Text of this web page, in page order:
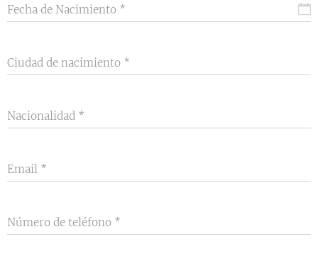
Fecha de Nacimiento
Ciudad de nacimiento
Nacionalidad
Email
Número de teléfono